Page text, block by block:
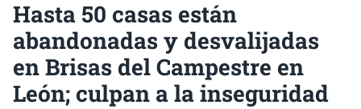
Hasta 50 casas están
abandonadas y desvalijadas
en Brisas del Campestre en
León; culpan a la inseguridad